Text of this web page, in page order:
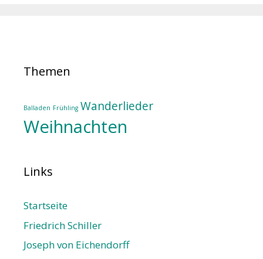
Themen
Balladen Frühling Wanderlieder
Weihnachten
Links
Startseite
Friedrich Schiller
Joseph von Eichendorff